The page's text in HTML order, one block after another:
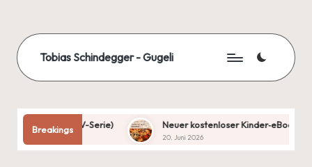
content
Tobias Schindegger - Gugeli
Breakings
und TV-Serie) Neuer kostenloser Kinder‑eBook‑Katalog:
20. Juni 2026